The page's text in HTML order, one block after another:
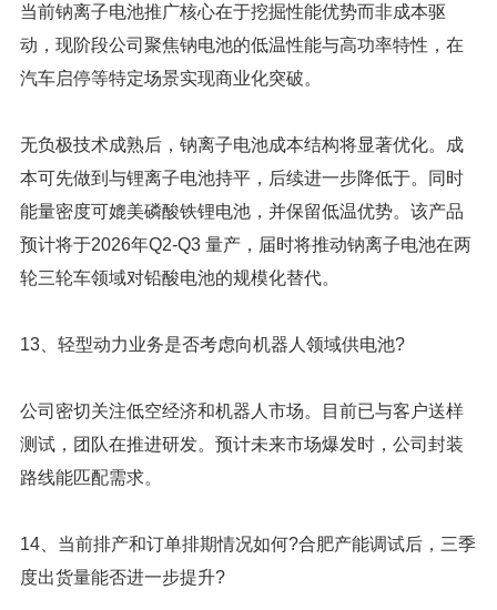
当前钠离子电池推广核心在于挖掘性能优势而非成本驱
动，现阶段公司聚焦钠电池的低温性能与高功率特性，在
汽车启停等特定场景实现商业化突破。
无负极技术成熟后，钠离子电池成本结构将显著优化。成
本可先做到与锂离子电池持平，后续进一步降低于。同时
能量密度可媲美磷酸铁锂电池，并保留低温优势。该产品
预计将于2026年Q2-Q3 量产，届时将推动钠离子电池在两
轮三轮车领域对铅酸电池的规模化替代。
13、轻型动力业务是否考虑向机器人领域供电池?
公司密切关注低空经济和机器人市场。目前已与客户送样
测试，团队在推进研发。预计未来市场爆发时，公司封装
路线能匹配需求。
14、当前排产和订单排期情况如何?合肥产能调试后，三季
度出货量能否进一步提升?